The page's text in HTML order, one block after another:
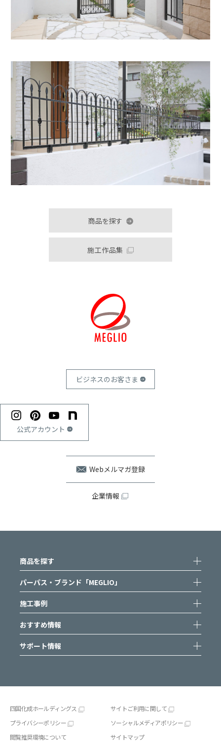
商品を探す
施工作品集
ビジネスのお客さま
公式アカウント
Webメルマガ登録
企業情報
商品を探す
パーパス・ブランド「MEGLIO」
施工事例
おすすめ情報
サポート情報
四国化成ホールディングス
サイトご利用に関して
プライバシーポリシー
ソーシャルメディアポリシー
閲覧推奨環境について
サイトマップ